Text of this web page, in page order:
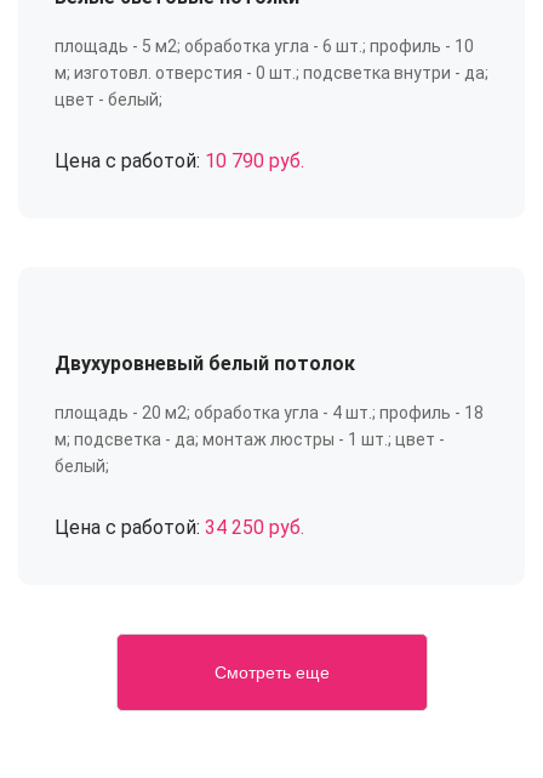
площадь - 5 м2; обработка угла - 6 шт.; профиль - 10
м; изготовл. отверстия - 0 шт.; подсветка внутри - да;
цвет - белый;
Цена с работой: 10 790 руб.
Двухуровневый белый потолок
площадь - 20 м2; обработка угла - 4 шт.; профиль - 18
м; подсветка - да; монтаж люстры - 1 шт.; цвет -
белый;
Цена с работой: 34 250 руб.
Смотреть еще